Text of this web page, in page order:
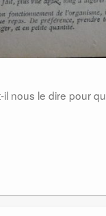
nous le dire pour